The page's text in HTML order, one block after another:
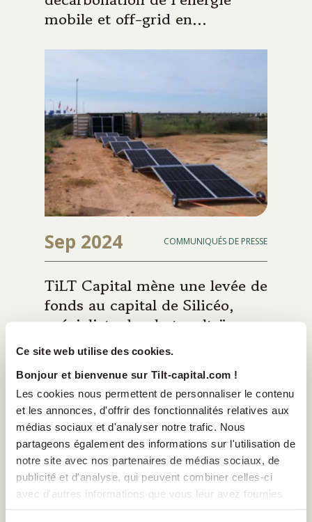
Ce site web utilise des cookies.
Bonjour et bienvenue sur Tilt-capital.com !
Les cookies nous permettent de personnaliser le contenu
et les annonces, d'offrir des fonctionnalités relatives aux
médias sociaux et d'analyser notre trafic. Nous
partageons également des informations sur l'utilisation de
notre site avec nos partenaires de médias sociaux, de
publicité et d'analyse, qui peuvent combiner celles-ci
avec d'autres informations que vous leur avez fournies
mobile et off-grid en
spécialisée Nomad Solar Energy
Sep 2024 COMMUNIQUÉS DE PRESSE
TiLT Capital mène une levée de
fonds au capital de Silicéo,
spécialiste du photovoltaïque,
dans le cadre d’une opération